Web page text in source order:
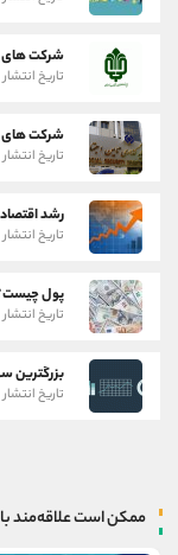
شرکت های
تاریخ انتشار : ۷ بهمن
شرکت های
تاریخ انتشار : ۵ بهمن
رشد
تاریخ انتشار : ۹ دی
پول
تاریخ انتشار : ۱۶ آذر
بزرگترین
تاریخ انتشار : ۱۵ دی
ممکن است علاقه‌مند